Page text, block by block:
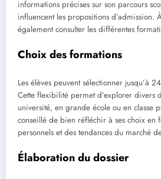
informations précises sur son parcours
influencent les propositions d’admission.
également consulter les différentes
Choix des formations
Les élèves peuvent sélectionner jusqu’à
Cette flexibilité permet d’explorer divers
université, en grande école ou en classe
conseillé de bien réfléchir à ses choix en
personnels et des tendances du marché
Élaboration du dossier